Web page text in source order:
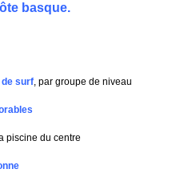
basque.
surf, par groupe de niveau
piscine du centre